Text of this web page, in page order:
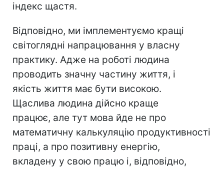
індекс щастя.
Відповідно, ми імплементуємо кращі
світоглядні напрацювання у власну
практику. Адже на роботі людина
проводить значну частину життя, і
якість життя має бути високою.
Щаслива людина дійсно краще
працює, але тут мова йде не про
математичну калькуляцію продуктивності
праці, а про позитивну енергію,
вкладену у свою працю і, відповідно,